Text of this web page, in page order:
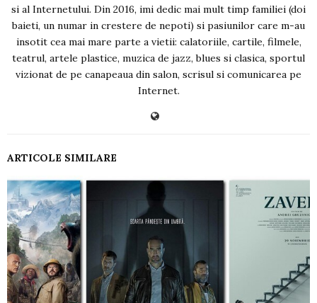
si al Internetului. Din 2016, imi dedic mai mult timp familiei (doi
baieti, un numar in crestere de nepoti) si pasiunilor care m-au
insotit cea mai mare parte a vietii: calatoriile, cartile, filmele,
teatrul, artele plastice, muzica de jazz, blues si clasica, sportul
vizionat de pe canapeaua din salon, scrisul si comunicarea pe
Internet.
ARTICOLE SIMILARE